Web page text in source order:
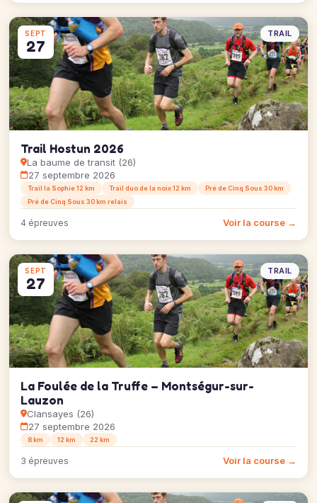
SEPT
27
TRAIL
Trail Hostun 2026
La baume de transit (26)
27 septembre 2026
Trail la Sophie 12 km Trail duo de la noix 12 km
Pré de Cinq Sous 30 km
Pré de Cinq Sous 30 km relais
4 épreuves Voir la course →
SEPT
27
TRAIL
La Foulée de la Truffe – Montségur-sur-
Lauzon
Clansayes (26)
27 septembre 2026
8 km 12 km 22 km
3 épreuves Voir la course →